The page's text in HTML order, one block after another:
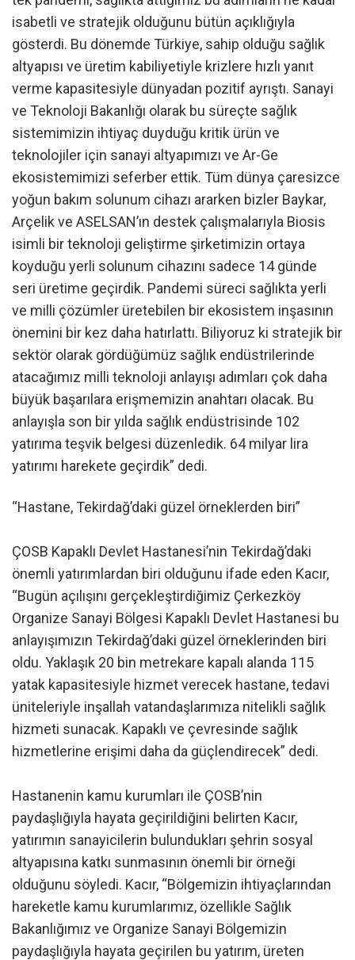
isabetli ve stratejik olduğunu bütün açıklığıyla
gösterdi. Bu dönemde Türkiye, sahip olduğu sağlık
altyapısı ve üretim kabiliyetiyle krizlere hızlı yanıt
verme kapasitesiyle dünyadan pozitif ayrıştı. Sanayi
ve Teknoloji Bakanlığı olarak bu süreçte sağlık
sistemimizin ihtiyaç duyduğu kritik ürün ve
teknolojiler için sanayi altyapımızı ve Ar-Ge
ekosistemimizi seferber ettik. Tüm dünya çaresizce
yoğun bakım solunum cihazı ararken bizler Baykar,
Arçelik ve ASELSAN’ın destek çalışmalarıyla Biosis
isimli bir teknoloji geliştirme şirketimizin ortaya
koyduğu yerli solunum cihazını sadece 14 günde
seri üretime geçirdik. Pandemi süreci sağlıkta yerli
ve milli çözümler üretebilen bir ekosistem inşasının
önemini bir kez daha hatırlattı. Biliyoruz ki stratejik bir
sektör olarak gördüğümüz sağlık endüstrilerinde
atacağımız milli teknoloji anlayışı adımları çok daha
büyük başarılara erişmemizin anahtarı olacak. Bu
anlayışla son bir yılda sağlık endüstrisinde 102
yatırıma teşvik belgesi düzenledik. 64 milyar lira
yatırımı harekete geçirdik” dedi.
“Hastane, Tekirdağ’daki güzel örneklerden biri”
ÇOSB Kapaklı Devlet Hastanesi’nin Tekirdağ’daki
önemli yatırımlardan biri olduğunu ifade eden Kacır,
“Bugün açılışını gerçekleştirdiğimiz Çerkezköy
Organize Sanayi Bölgesi Kapaklı Devlet Hastanesi bu
anlayışımızın Tekirdağ’daki güzel örneklerinden biri
oldu. Yaklaşık 20 bin metrekare kapalı alanda 115
yatak kapasitesiyle hizmet verecek hastane, tedavi
üniteleriyle inşallah vatandaşlarımıza nitelikli sağlık
hizmeti sunacak. Kapaklı ve çevresinde sağlık
hizmetlerine erişimi daha da güçlendirecek” dedi.
Hastanenin kamu kurumları ile ÇOSB’nin
paydaşlığıyla hayata geçirildiğini belirten Kacır,
yatırımın sanayicilerin bulundukları şehrin sosyal
altyapısına katkı sunmasının önemli bir örneği
olduğunu söyledi. Kacır, “Bölgemizin ihtiyaçlarından
hareketle kamu kurumlarımız, özellikle Sağlık
Bakanlığımız ve Organize Sanayi Bölgemizin
paydaşlığıyla hayata geçirilen bu yatırım, üreten